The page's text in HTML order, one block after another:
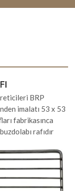
BRP
imalatı 53 x 53
fabrikasınca
rafıdır